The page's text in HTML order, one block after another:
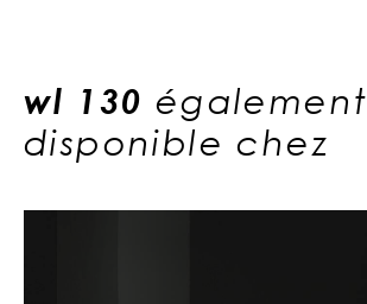
wl 130 également
disponible chez